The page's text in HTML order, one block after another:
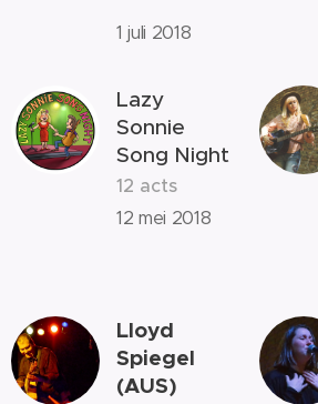
1 juli 2018
Lazy
Sonnie
Song Night
12 acts
12 mei 2018
Lloyd
Spiegel
(AUS)